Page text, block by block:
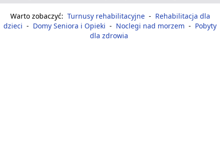
Warto zobaczyć: Turnusy rehabilitacyjne - Rehabilitacja dla
dzieci - Domy Seniora i Opieki - Noclegi nad morzem - Pobyty
dla zdrowia